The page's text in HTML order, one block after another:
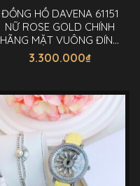
ĐỒNG HỒ DAVENA 61151
NỮ ROSE GOLD CHÍNH
HÃNG MẶT VUÔNG ĐÍNH
ĐÁ 35MM
3.300.000₫